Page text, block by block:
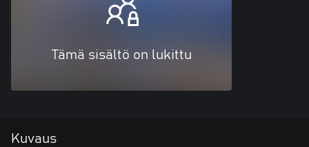
Tämä sisältö on lukittu
Kuvaus